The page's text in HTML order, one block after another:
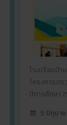
โรงเรียนบ้า
โครงการต
ปีการศึกษา
5 มิถุนา